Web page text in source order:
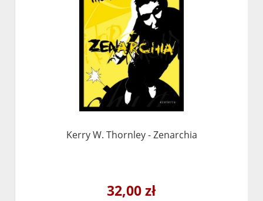
Kerry W. Thornley - Zenarchia
32,00 zł